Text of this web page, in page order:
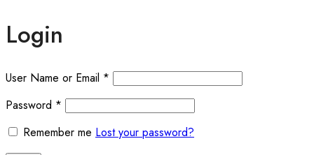
Login
User Name or Email *
Password *
Remember me Lost your password?